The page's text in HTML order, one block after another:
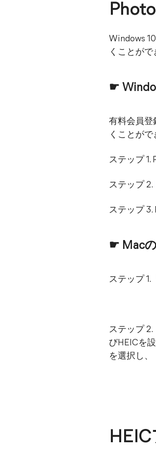
Windows
くことがで
☛
有料会員登
くことがで
ステップ 1.
ステップ 2.
ステップ
☛ Macの
ステップ
ステップ
びHEICを
を選択し、